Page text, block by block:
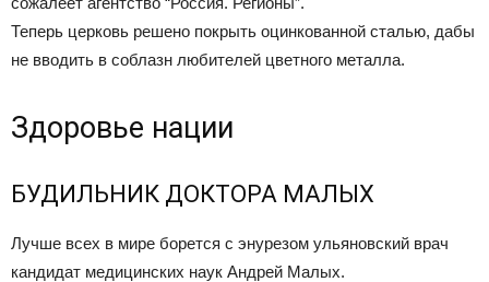
Теперь церковь решено покрыть оцинкованной сталью, дабы
не вводить в соблазн любителей цветного металла.
Здоровье нации
БУДИЛЬНИК ДОКТОРА МАЛЫХ
Лучше всех в мире борется с энурезом ульяновский врач
кандидат медицинских наук Андрей Малых.